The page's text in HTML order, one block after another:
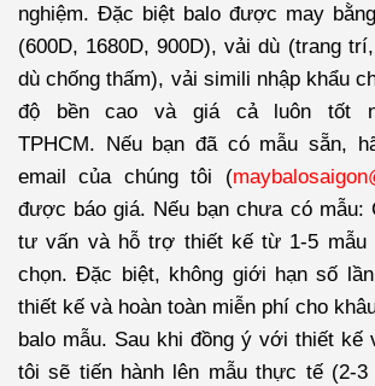
nghiệm. Đặc biệt balo được may
(600D, 1680D, 900D), vải dù (trang
dù chống thấm), vải simili nhập khẩu
độ bền cao và giá cả luôn tốt
TPHCM. Nếu bạn đã có mẫu sẵn,
email của chúng tôi (
được báo giá. Nếu bạn chưa có mẫu:
tư vấn và hỗ trợ thiết kế từ 1-5 mẫu
chọn. Đặc biệt, không giới hạn số
thiết kế và hoàn toàn miễn phí cho
balo mẫu. Sau khi đồng ý với thiết kế
tôi sẽ tiến hành lên mẫu thực tế (2-3